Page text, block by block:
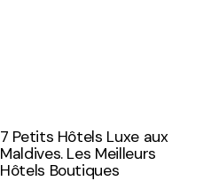
7 Petits Hôtels Luxe aux
Maldives. Les Meilleurs
Hôtels Boutiques